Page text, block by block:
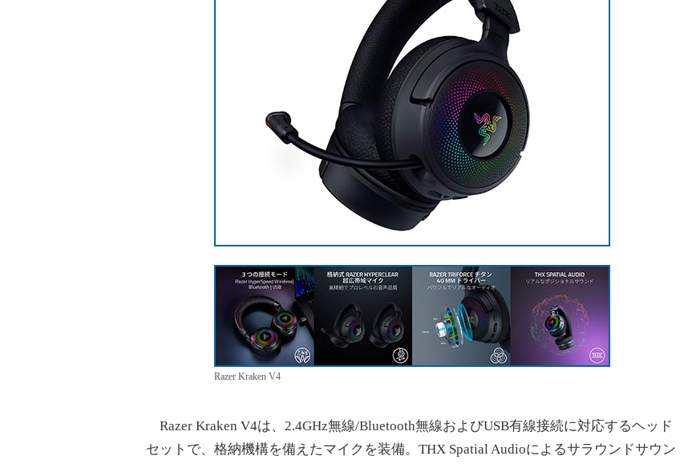
Razer Kraken V4
Razer Kraken V4は、2.4GHz無線/Bluetooth無線およびUSB有線接続に対応するヘッド
セットで、格納機構を備えたマイクを装備。THX Spatial Audioによるサラウンドサウン